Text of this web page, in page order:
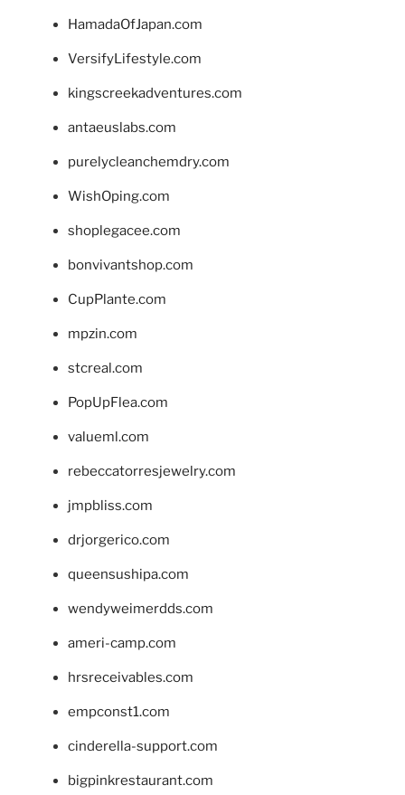
HamadaOfJapan.com
VersifyLifestyle.com
kingscreekadventures.com
antaeuslabs.com
purelycleanchemdry.com
WishOping.com
shoplegacee.com
bonvivantshop.com
CupPlante.com
mpzin.com
stcreal.com
PopUpFlea.com
valueml.com
rebeccatorresjewelry.com
jmpbliss.com
drjorgerico.com
queensushipa.com
wendyweimerdds.com
ameri-camp.com
hrsreceivables.com
empconst1.com
cinderella-support.com
bigpinkrestaurant.com